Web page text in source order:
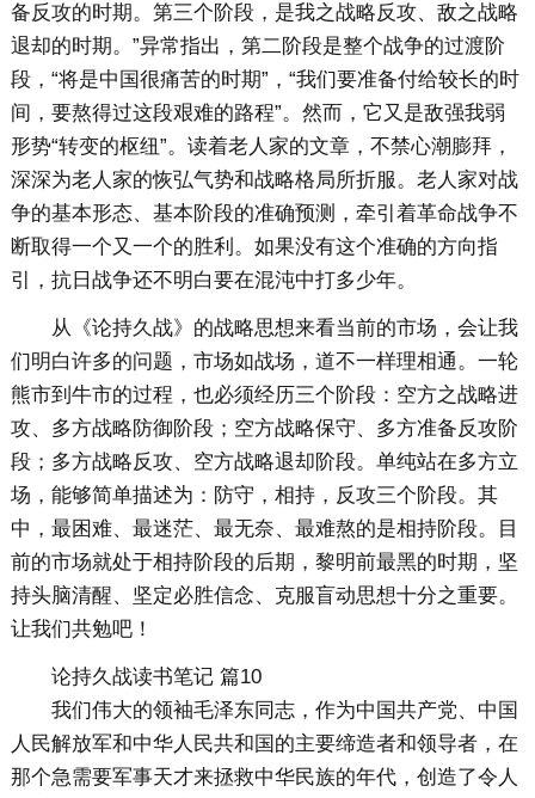
备反攻的时期。第三个阶段，是我之战略反攻、敌之战略
退却的时期。”异常指出，第二阶段是整个战争的过渡阶
段，“将是中国很痛苦的时期”，“我们要准备付给较长的时
间，要熬得过这段艰难的路程”。然而，它又是敌强我弱
形势“转变的枢纽”。读着老人家的文章，不禁心潮膨拜，
深深为老人家的恢弘气势和战略格局所折服。老人家对战
争的基本形态、基本阶段的准确预测，牵引着革命战争不
断取得一个又一个的胜利。如果没有这个准确的方向指
引，抗日战争还不明白要在混沌中打多少年。
从《论持久战》的战略思想来看当前的市场，会让我
们明白许多的问题，市场如战场，道不一样理相通。一轮
熊市到牛市的过程，也必须经历三个阶段：空方之战略进
攻、多方战略防御阶段；空方战略保守、多方准备反攻阶
段；多方战略反攻、空方战略退却阶段。单纯站在多方立
场，能够简单描述为：防守，相持，反攻三个阶段。其
中，最困难、最迷茫、最无奈、最难熬的是相持阶段。目
前的市场就处于相持阶段的后期，黎明前最黑的时期，坚
持头脑清醒、坚定必胜信念、克服盲动思想十分之重要。
让我们共勉吧！
论持久战读书笔记 篇10
我们伟大的领袖毛泽东同志，作为中国共产党、中国
人民解放军和中华人民共和国的主要缔造者和领导者，在
那个急需要军事天才来拯救中华民族的年代，创造了令人